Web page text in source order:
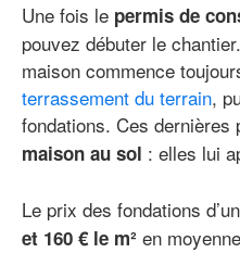
Une fois le permis de
pouvez débuter le
maison commence
terrassement du terrain,
fondations. Ces dernières
maison au sol : elles lui
Le prix des fondations
et 160 € le m² en